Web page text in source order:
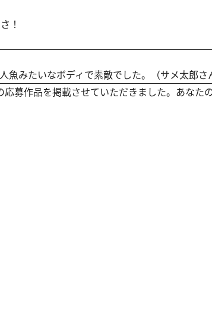
！
みたいなボディで素敵でした。（サメ太郎さ
応募作品を掲載させていただきました。あなた